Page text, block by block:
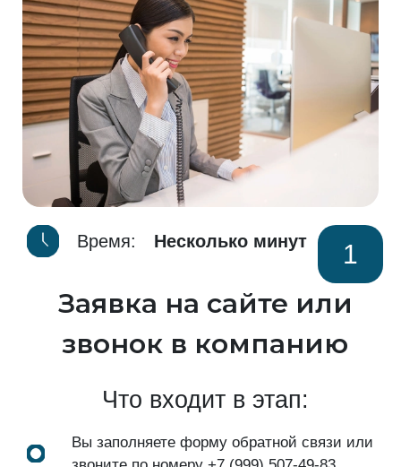
Время: Несколько минут 1
Заявка на сайте или
звонок в компанию
Что входит в этап:
Вы заполняете форму обратной связи или